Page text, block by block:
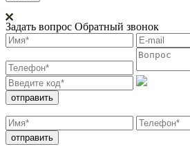
Задать вопрос Обратный звонок